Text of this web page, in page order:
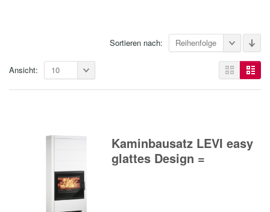
Sortieren nach: Reihenfolge
Ansicht: 10
Kaminbausatz LEVI easy
glattes Design =